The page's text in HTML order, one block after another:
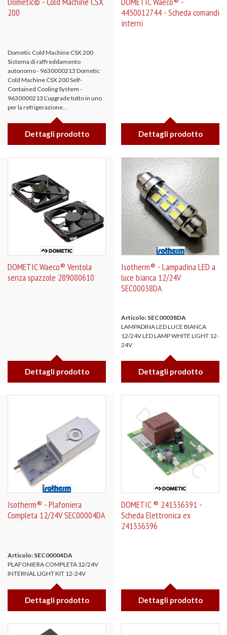
200
Dometic Cold Machine CSX 200
Sistema di raffreddamento
autonomo - 9630000213 Dometic
Cold Machine CSX 200 Self-
Contained Cooling System -
9630000213 L’upgrade tutto in uno
per la refrigerazione...
Dettagli prodotto
4450012744 - Scheda comandi
interni
Dettagli prodotto
DOMETIC Waeco® Ventola
senza spazzole 289080610
Dettagli prodotto
Isotherm® - Lampadina LED a
luce bianca 12/24V
SEC00038DA
Articolo: SEC00038DA
LAMPADINA LED LUCE BIANCA
12/24V LED LAMP WHITE LIGHT 12-
24V
Dettagli prodotto
Isotherm® - Plafoniera
Completa 12/24V SEC00004DA
Articolo: SEC00004DA
PLAFONIERA COMPLETA 12/24V
INTERNAL LIGHT KIT 12-24V
Dettagli prodotto
DOMETIC ® 241336391 -
Scheda Elettronica ex
241336396
Dettagli prodotto